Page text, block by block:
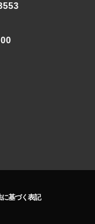
に基づく表記